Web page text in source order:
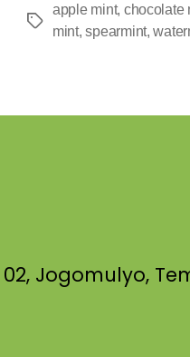
Tags
apple mint, chocolate
mint,spearmint,
02, Jogomulyo,